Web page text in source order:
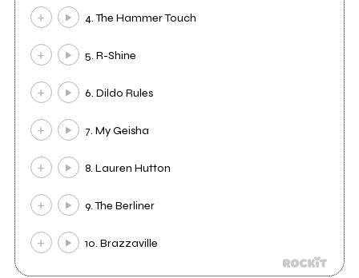
4. The Hammer Touch
5. R-Shine
6. Dildo Rules
7. My Geisha
8. Lauren Hutton
9. The Berliner
10. Brazzaville